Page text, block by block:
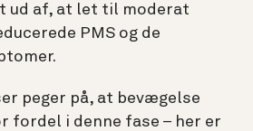
ud af, at let til moderat
PMS og de
peger på, at bevægelse
fordel i denne fase – her er